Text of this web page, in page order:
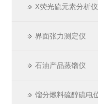
X荧光硫元素分析仪
界面张力测定仪
石油产品蒸馏仪
馏分燃料硫醇硫电